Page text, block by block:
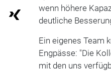
wenn höhere
deutliche
Ein eigenes Team
Engpässe: "Die
mit den uns